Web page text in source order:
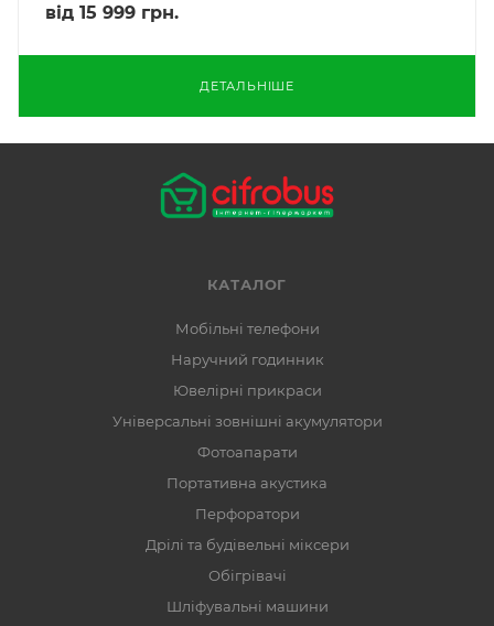
від 15 999 грн.
ДЕТАЛЬНІШЕ
КАТАЛОГ
Мобільні телефони
Наручний годинник
Ювелірні прикраси
Універсальні зовнішні акумулятори
Фотоапарати
Портативна акустика
Перфоратори
Дрілі та будівельні міксери
Обігрівачі
Шліфувальні машини